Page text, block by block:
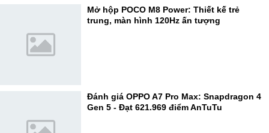
Mở hộp POCO M8 Power: Thiết kế trẻ
trung, màn hình 120Hz ấn tượng
Đánh giá OPPO A7 Pro Max: Snapdragon 4
Gen 5 - Đạt 621.969 điểm AnTuTu